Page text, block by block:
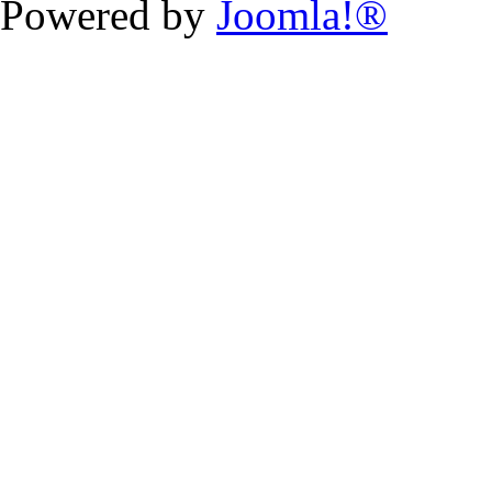
Powered by Joomla!®